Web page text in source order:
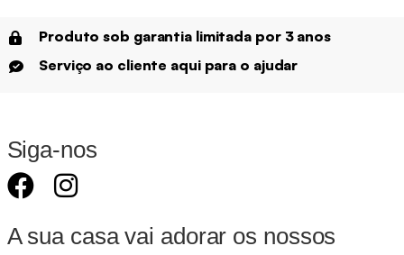
Produto sob garantia limitada por 3 anos
Serviço ao cliente aqui para o ajudar
Siga-nos
A sua casa vai adorar os nossos